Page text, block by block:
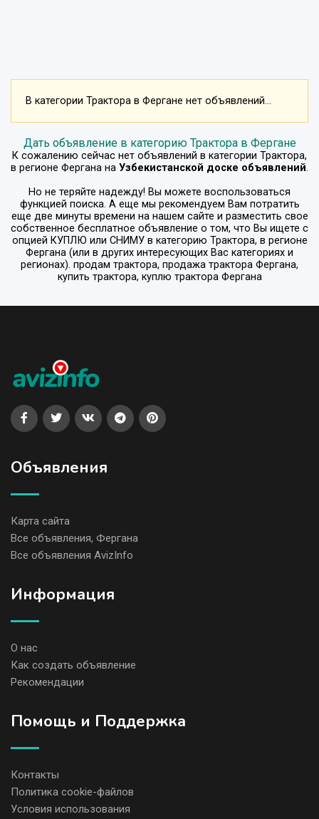
В категории Трактора в Фергане нет объявлений...
Дать объявление в категорию Трактора в Фергане
К сожалению сейчас нет объявлений в категории Трактора,
в регионе Фергана на Узбекистанской доске объявлений.
Но не теряйте надежду! Вы можете воспользоваться
функцией поиска. А еще мы рекомендуем Вам потратить
еще две минуты времени на нашем сайте и разместить свое
собственное бесплатное объявление о том, что Вы ищете с
опцией КУПЛЮ или СНИМУв категорию Трактора, в регионе
Фергана (или в других интересующих Вас категориях и
регионах). продам трактора, продажа трактора Фергана,
купить трактора, куплю трактора Фергана
Объявления
Карта сайта
Все объявления, Фергана
Все объявления AvizInfo
Информация
О нас
Как создать объявление
Рекомендации
Помощь и Поддержка
Контакты
Политика cookie-файлов
Условия использования